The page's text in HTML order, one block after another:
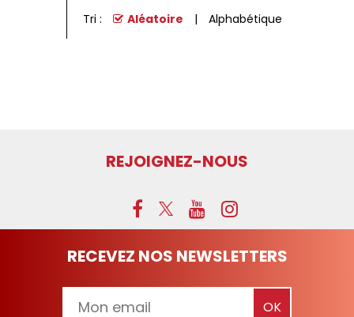
Tri : Aléatoire Alphabétique
REJOIGNEZ-NOUS
RECEVEZ NOS NEWSLETTERS